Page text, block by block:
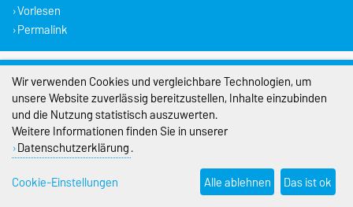
Vorlesen
Permalink
Impressum
Datenschutz
Barrierefreiheit
Cookie-Einstellungen
Wir verwenden Cookies und vergleichbare Technologien, um
unsere Website zuverlässig bereitzustellen, Inhalte einzubinden
und die Nutzung statistisch auszuwerten.
Weitere Informationen finden Sie in unserer
Datenschutzerklärung.
Cookie-Einstellungen
Alle ablehnen Das ist ok